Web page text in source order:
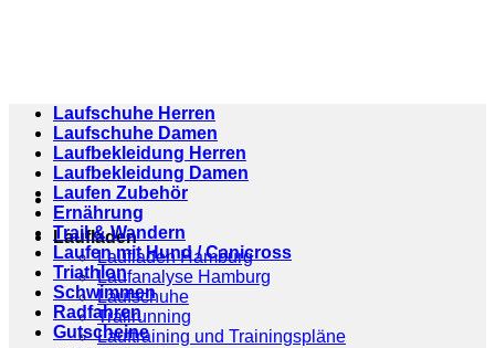
Laufladen
Laufladen Hamburg
Laufanalyse Hamburg
Laufschuhe
Trailrunning
Lauftraining und Trainingspläne
Laufschuhe Herren
Laufschuhe Damen
Laufbekleidung Herren
Laufbekleidung Damen
Laufen Zubehör
Ernährung
Trail & Wandern
Laufen mit Hund / Canicross
Triathlon
Schwimmen
Radfahren
Gutscheine